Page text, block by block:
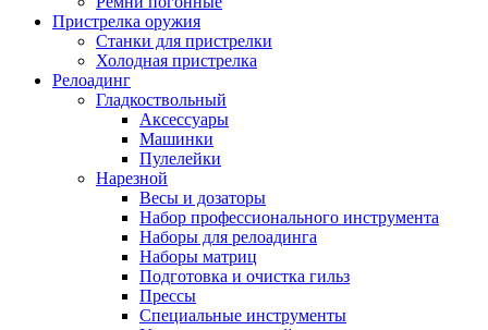
Пристрелка оружия
Станки для пристрелки
Холодная пристрелка
Релоадинг
Гладкоствольный
Аксессуары
Машинки
Пулелейки
Нарезной
Весы и дозаторы
Набор профессионального инструмента
Наборы для релоадинга
Наборы матриц
Подготовка и очистка гильз
Прессы
Специальные инструменты